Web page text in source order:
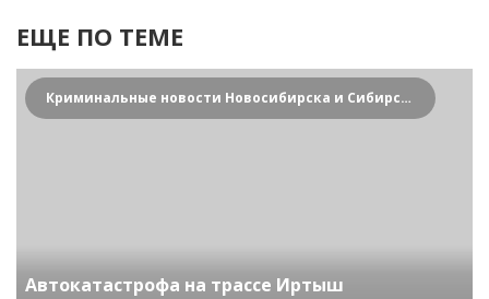
ЕЩЕ ПО ТЕМЕ
Криминальные новости Новосибирска и Сибирского региона
Автокатастрофа на трассе Иртыш